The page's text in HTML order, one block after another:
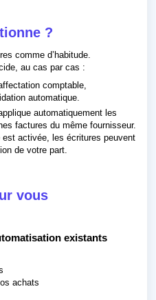
?
comme d’habitude.
au cas par cas :
comptable,
automatique.
automatiquement les
factures du même fournisseur.
activée, les écritures peuvent
de votre part.
vous
existants
achats